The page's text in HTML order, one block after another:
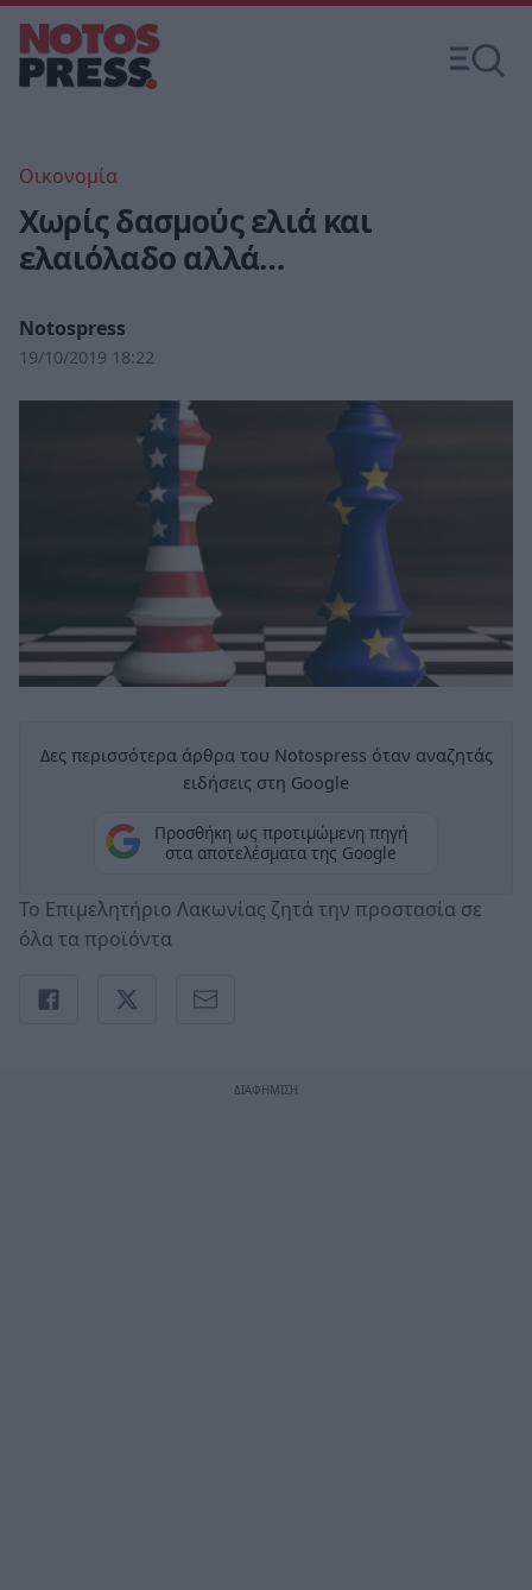
Οικονομία
Χωρίς δασμούς ελιά και
ελαιόλαδο αλλά…
Notospress
19/10/2019 18:22
Δες περισσότερα άρθρα του Notospress όταν αναζητάς
ειδήσεις στη Google
Προσθήκη ως προτιμώμενη πηγή
στα αποτελέσματα της Google
Το Επιμελητήριο Λακωνίας ζητά την προστασία σε
όλα τα προϊόντα